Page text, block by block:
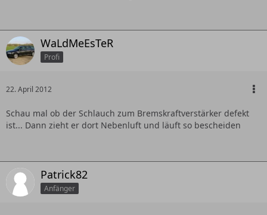
WaLdMeEsTeR
Profi
22. April 2012
Schau mal ob der Schlauch zum Bremskraftverstärker defekt
ist... Dann zieht er dort Nebenluft und läuft so bescheiden
Patrick82
Anfänger